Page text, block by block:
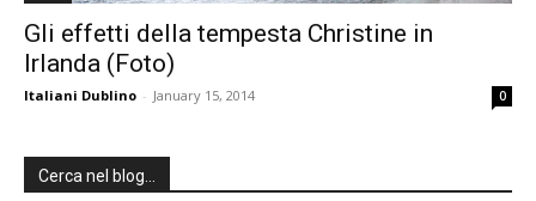
Gli effetti della tempesta Christine in
Irlanda (Foto)
Italiani Dublino - January 15, 2014 0
Cerca nel blog…